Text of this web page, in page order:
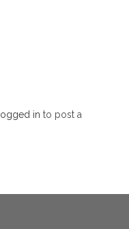
logged in to post a